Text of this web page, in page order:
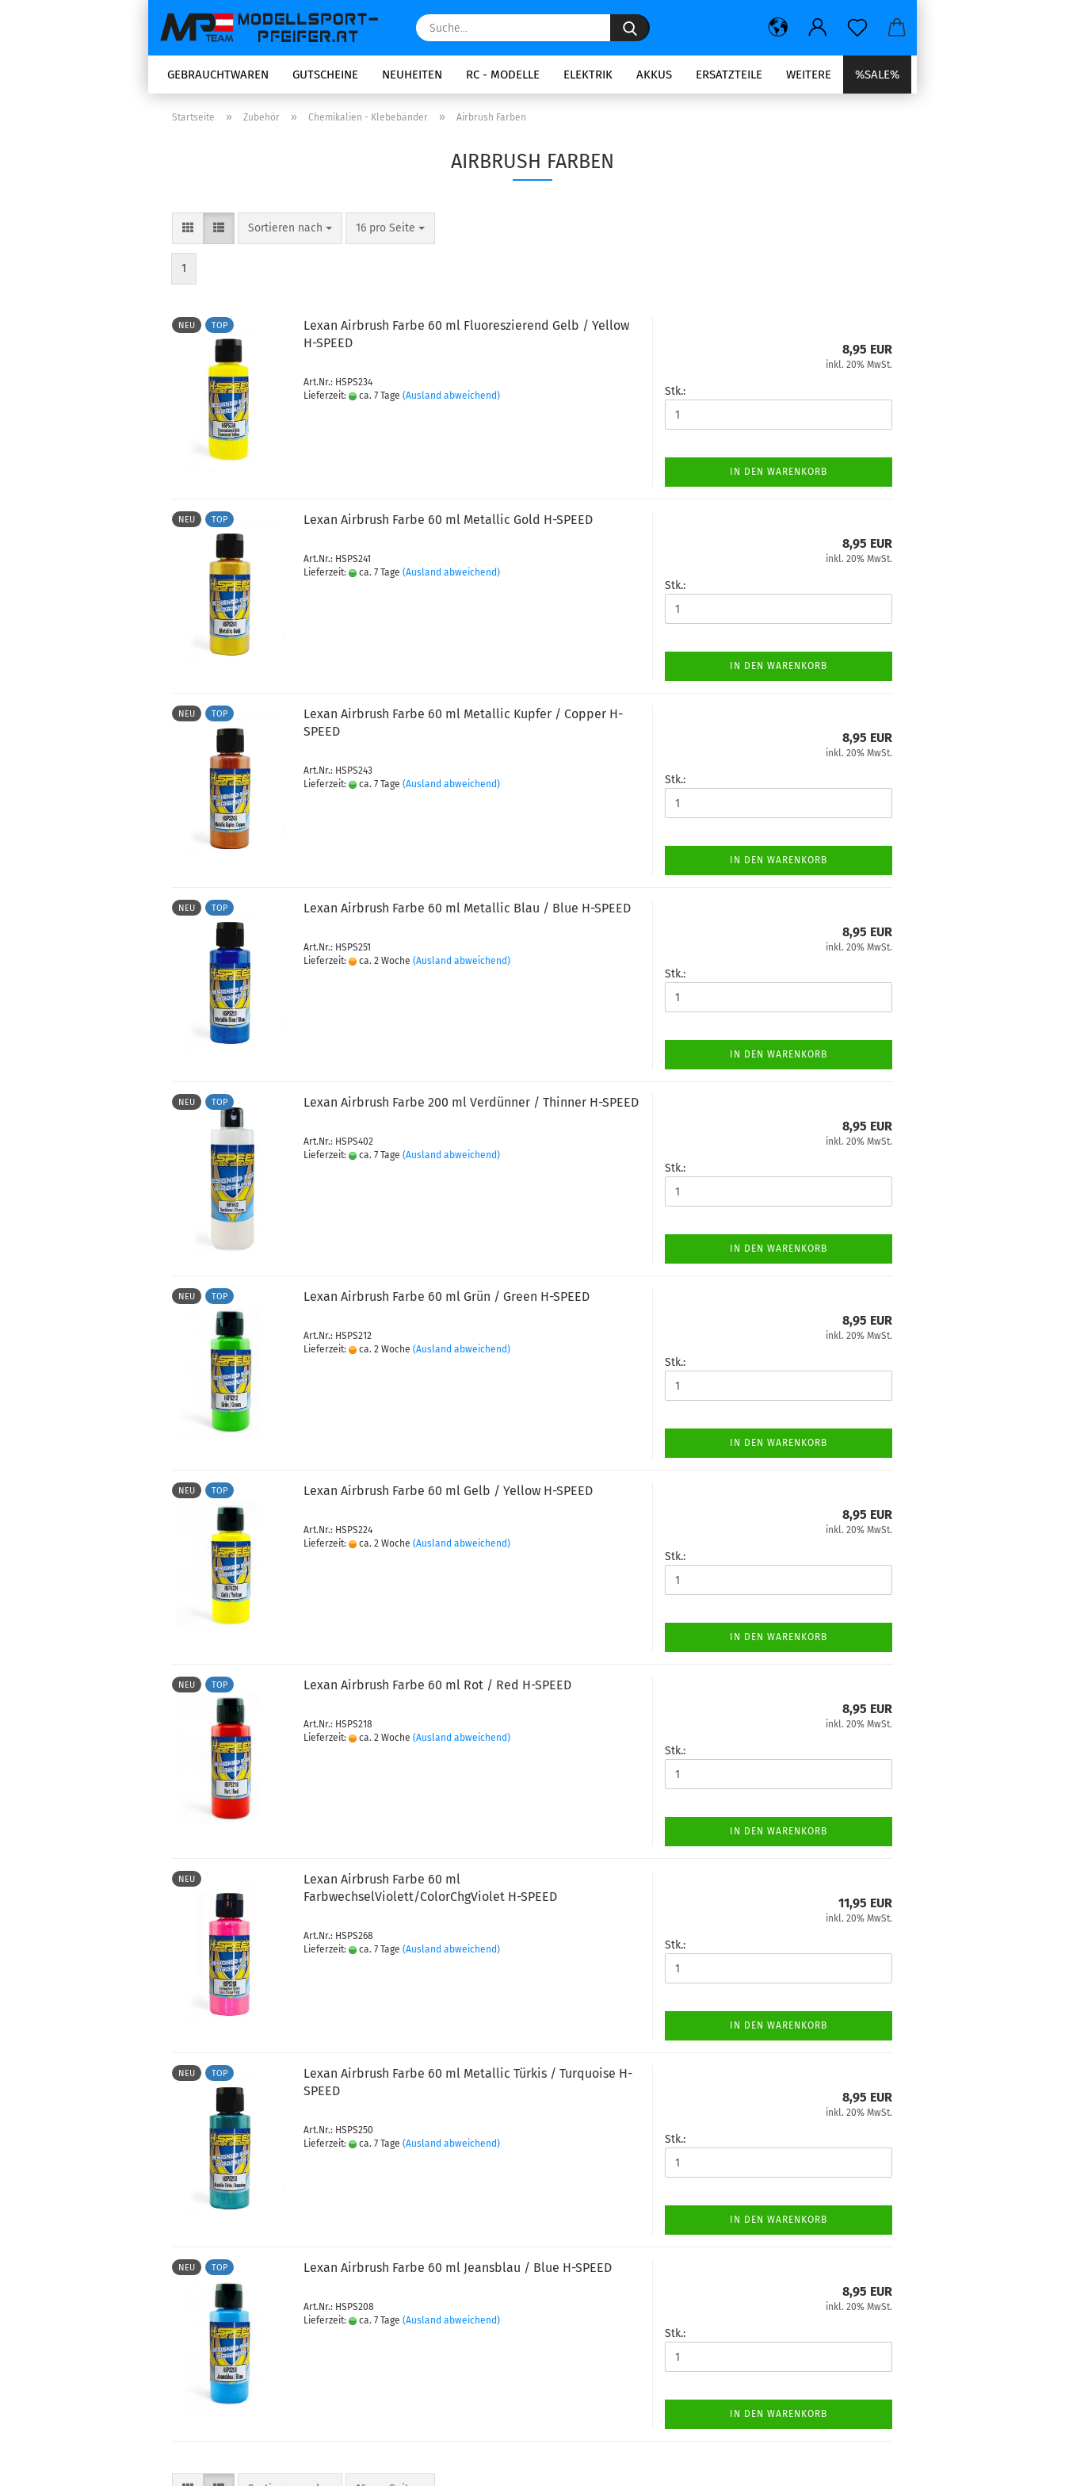
Suche...
GEBRAUCHTWAREN GUTSCHEINE NEUHEITEN RC - MODELLE ELEKTRIK AKKUS ERSATZTEILE %SALE%
WEITERE
Startseite » Zubehör » Chemikalien - Klebebänder » Airbrush Farben
AIRBRUSH FARBEN
Sortieren nach
Sortieren nach 16 pro Seite
pro Seite
1
NEU TOP
Lexan Airbrush Farbe 60 ml Fluoreszierend Gelb / Yellow
H-SPEED
Art.Nr.: HSPS234
Lieferzeit:
ca. 7 Tage (Ausland abweichend)
8,95 EUR
inkl. 20% MwSt.
Stk.:
IN DEN WARENKORB
NEU TOP Lexan Airbrush Farbe 60 ml Metallic Gold H-SPEED
Art.Nr.: HSPS241
Lieferzeit:
ca. 7 Tage (Ausland abweichend)
8,95 EUR
inkl. 20% MwSt.
Stk.:
IN DEN WARENKORB
NEU TOP
Lexan Airbrush Farbe 60 ml Metallic Kupfer / Copper H-
SPEED
Art.Nr.: HSPS243
Lieferzeit:
ca. 7 Tage (Ausland abweichend)
8,95 EUR
inkl. 20% MwSt.
Stk.:
IN DEN WARENKORB
NEU TOP Lexan Airbrush Farbe 60 ml Metallic Blau / Blue H-SPEED
Art.Nr.: HSPS251
Lieferzeit:
ca. 2 Woche (Ausland abweichend)
8,95 EUR
inkl. 20% MwSt.
Stk.:
IN DEN WARENKORB
NEU TOP Lexan Airbrush Farbe 200 ml Verdünner / Thinner H-SPEED
Art.Nr.: HSPS402
Lieferzeit:
ca. 7 Tage (Ausland abweichend)
8,95 EUR
inkl. 20% MwSt.
Stk.:
IN DEN WARENKORB
NEU TOP Lexan Airbrush Farbe 60 ml Grün / Green H-SPEED
Art.Nr.: HSPS212
Lieferzeit:
ca. 2 Woche (Ausland abweichend)
8,95 EUR
inkl. 20% MwSt.
Stk.:
IN DEN WARENKORB
NEU TOP Lexan Airbrush Farbe 60 ml Gelb / Yellow H-SPEED
Art.Nr.: HSPS224
Lieferzeit:
ca. 2 Woche (Ausland abweichend)
8,95 EUR
inkl. 20% MwSt.
Stk.:
IN DEN WARENKORB
NEU TOP Lexan Airbrush Farbe 60 ml Rot / Red H-SPEED
Art.Nr.: HSPS218
Lieferzeit:
ca. 2 Woche (Ausland abweichend)
8,95 EUR
inkl. 20% MwSt.
Stk.:
IN DEN WARENKORB
NEU
Lexan Airbrush Farbe 60 ml
FarbwechselViolett/ColorChgViolet H-SPEED
Art.Nr.: HSPS268
Lieferzeit:
ca. 7 Tage (Ausland abweichend)
11,95 EUR
inkl. 20% MwSt.
Stk.:
IN DEN WARENKORB
NEU TOP
Lexan Airbrush Farbe 60 ml Metallic Türkis / Turquoise H-
SPEED
Art.Nr.: HSPS250
Lieferzeit:
ca. 7 Tage (Ausland abweichend)
8,95 EUR
inkl. 20% MwSt.
Stk.:
IN DEN WARENKORB
NEU TOP Lexan Airbrush Farbe 60 ml Jeansblau / Blue H-SPEED
Art.Nr.: HSPS208
Lieferzeit:
ca. 7 Tage (Ausland abweichend)
8,95 EUR
inkl. 20% MwSt.
Stk.:
IN DEN WARENKORB